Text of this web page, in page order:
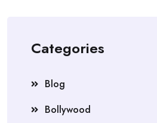
Categories
Blog
Bollywood